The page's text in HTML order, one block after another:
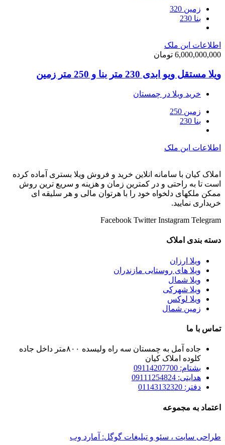
زمین 320
بنا 230
اطلاعات این ملک
6,000,000,000 تومان
ویلا مستقل ویو ابدی 230 متر بنا و 250 متر زمین
خرید ویلا در چمستان
زمین 250
بنا 230
اطلاعات این ملک
املاک کیان با سامانه انلاین خرید و فروش ویلا بستری آماده کرده
است تا به راحتی و در کمترین زمان و هزینه و سریع ترین روش
ممکن ملکهای دلخواه خود را با هرتوان مالی و هر سلیقه ای
خریداری نمایید.
Facebook Twitter Instagram Telegram
دسته بندی املاک
ویلا ارزان
ویلا های روستایی مازندران
ویلا شمال
ویلا شهرکی
ویلا لوکس
زمین شمال
تماس با ما
جاده آمل به چمستان سه راه ولیسده ۸۰۰متر داخل جاده
کلوده املاک کیان
بشتام: 09114207700
هدایتی: 09111254824
دفتر: 01143132320
اعتماد به مجموعه
طراحی سایت ، سئو و تبلیغات گوگل: آمارد وب